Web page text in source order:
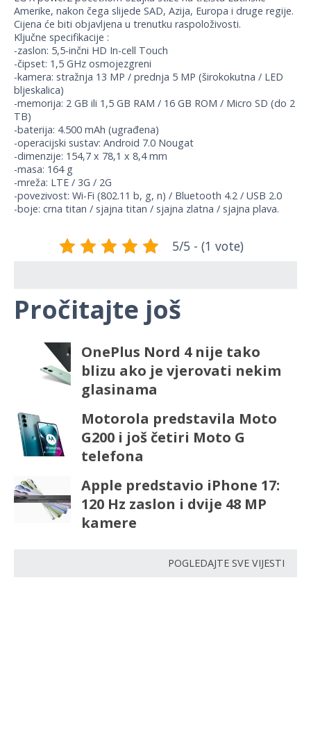
Amerike, nakon čega slijede SAD, Azija, Europa i druge regije.
Cijena će biti objavljena u trenutku raspoloživosti.
Ključne specifikacije :
-zaslon: 5,5-inčni HD In-cell Touch
-čipset: 1,5 GHz osmojezgreni
-kamera: stražnja 13 MP / prednja 5 MP (širokokutna / LED
bljeskalica)
-memorija: 2 GB ili 1,5 GB RAM / 16 GB ROM / Micro SD (do 2
TB)
-baterija: 4.500 mAh (ugrađena)
-operacijski sustav: Android 7.0 Nougat
-dimenzije: 154,7 x 78,1 x 8,4 mm
-masa: 164 g
-mreža: LTE / 3G / 2G
-povezivost: Wi-Fi (802.11 b, g, n) / Bluetooth 4.2 / USB 2.0
-boje: crna titan / sjajna titan / sjajna zlatna / sjajna plava.
5/5 - (1 vote)
Pročitajte još
OnePlus Nord 4 nije tako
blizu ako je vjerovati nekim
glasinama
Motorola predstavila Moto
G200 i još četiri Moto G
telefona
Apple predstavio iPhone 17:
120 Hz zaslon i dvije 48 MP
kamere
POGLEDAJTE SVE VIJESTI